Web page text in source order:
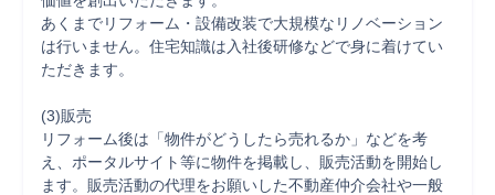
あくまでリフォーム・設備改装で大規模なリノベーション
は行いません。住宅知識は入社後研修などで身に着けてい
ただきます。
(3)販売
リフォーム後は「物件がどうしたら売れるか」などを考
え、ポータルサイト等に物件を掲載し、販売活動を開始し
ます。販売活動の代理をお願いした不動産仲介会社や一般